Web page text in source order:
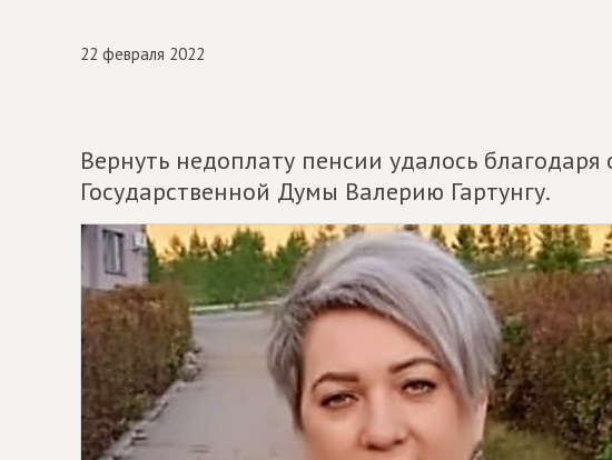
22 февраля 2022
Вернуть недоплату пенсии удалось
Государственной Думы Валерию Гартунгу.